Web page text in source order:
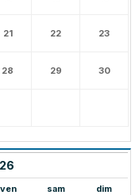
21 22 23
28 29 30
ven sam dim